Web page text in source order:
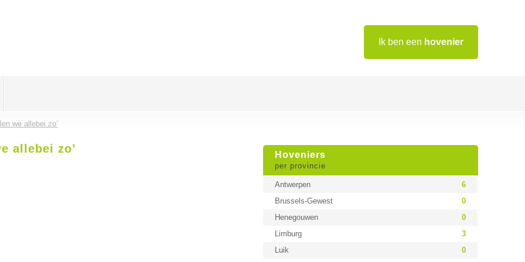
Ik ben een hovenier
we allebei zo’
Hoveniers
per provincie
Antwerpen
6
Brussels-Gewest
0
Henegouwen
0
Limburg
3
Luik
0
allebei zo’